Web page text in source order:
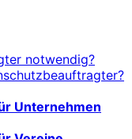
notwendig?
Unternehmen